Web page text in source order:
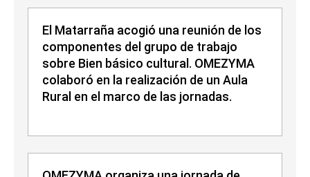
El Matarraña acogió una reunión de los
componentes del grupo de trabajo
sobre Bien básico cultural. OMEZYMA
colaboró en la realización de un Aula
Rural en el marco de las jornadas.